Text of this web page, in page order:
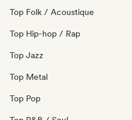
Top Folk / Acoustique
Top Hip-hop / Rap
Top Jazz
Top Metal
Top Pop